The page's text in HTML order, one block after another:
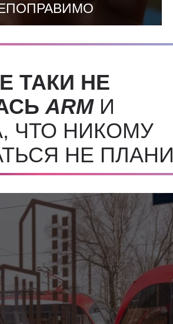
ТАКИ НЕ
ARMИ
ЧТО НИКОМУ
НЕ